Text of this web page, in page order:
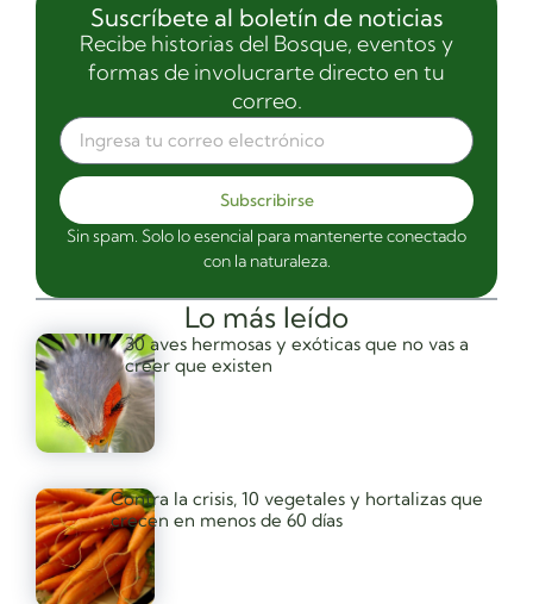
Lo más leído
30 aves hermosas y exóticas que no vas a
creer que existen
Contra la crisis, 10 vegetales y hortalizas que
crecen en menos de 60 días
Suscríbete al boletín de noticias
Recibe historias del Bosque, eventos y
formas de involucrarte directo en tu
correo.
Subscribirse
Sin spam. Solo lo esencial para mantenerte conectado
con la naturaleza.